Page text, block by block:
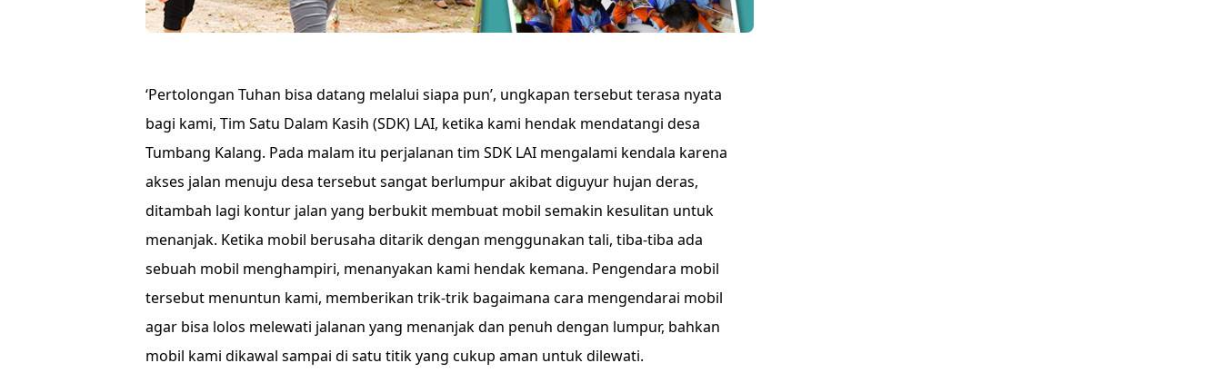
‘Pertolongan Tuhan bisa datang melalui siapa pun’, ungkapan tersebut terasa nyata
bagi kami, Tim Satu Dalam Kasih (SDK) LAI, ketika kami hendak mendatangi desa
Tumbang Kalang. Pada malam itu perjalanan tim SDK LAI mengalami kendala karena
akses jalan menuju desa tersebut sangat berlumpur akibat diguyur hujan deras,
ditambah lagi kontur jalan yang berbukit membuat mobil semakin kesulitan untuk
menanjak. Ketika mobil berusaha ditarik dengan menggunakan tali, tiba-tiba ada
sebuah mobil menghampiri, menanyakan kami hendak kemana. Pengendara mobil
tersebut menuntun kami, memberikan trik-trik bagaimana cara mengendarai mobil
agar bisa lolos melewati jalanan yang menanjak dan penuh dengan lumpur, bahkan
mobil kami dikawal sampai di satu titik yang cukup aman untuk dilewati.